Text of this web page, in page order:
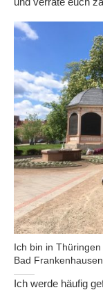
Ich bin in
Bad
Ich werde häufig